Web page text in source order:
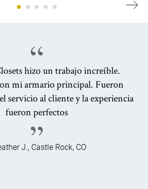
hizo un trabajo increíble.
mi armario principal. Fueron
servicio al cliente y la experiencia
fueron perfectos
J., Castle Rock, CO